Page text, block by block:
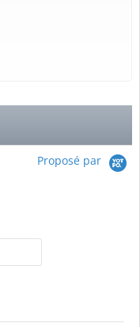
Proposé par